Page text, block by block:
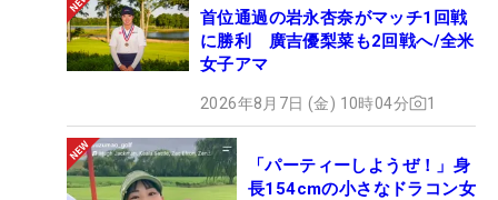
首位通過の岩永杏奈がマッチ1回戦
に勝利 廣吉優梨菜も2回戦へ/全米
女子アマ
2026年8月7日 (金) 10時04分 1
「パーティーしようぜ！」身
長154cmの小さなドラコン女